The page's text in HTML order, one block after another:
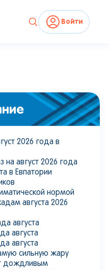
Войти
2026 года в
на август 2026 года
в Евпатории
нормой
августа 2026
августа
августа
августа
сильную жару
дождливым